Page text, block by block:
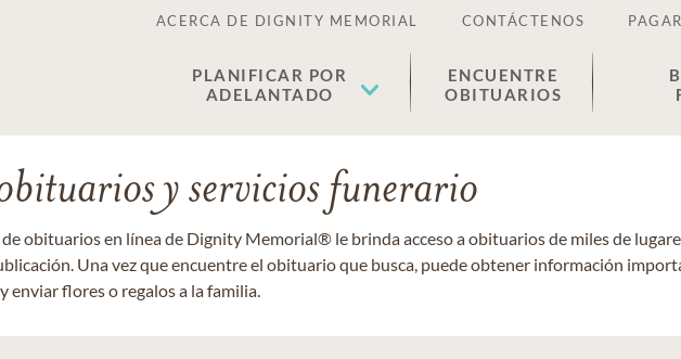
ACERCA DE DIGNITY MEMORIAL CONTÁCTENOS
PLANIFICAR POR
ADELANTADO
ENCUENTRE
OBITUARIOS
y servicios funerario
obituarios en línea de Dignity Memorial® le brinda acceso a obituarios de miles de
Una vez que encuentre el obituario que busca, puede obtener información
enviar flores o regalos a la familia.